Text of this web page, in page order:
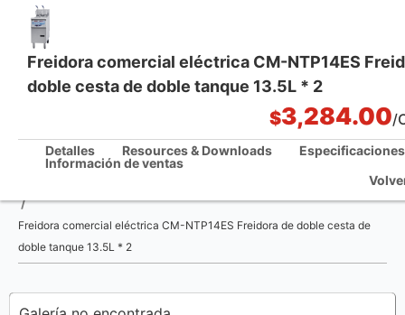
Soluciones integrales de cocina
/
Freidora comercial eléctrica CM-NTP14ES Freidora de doble cesta de
doble tanque 13.5L * 2
Freidora comercial eléctrica CM-NTP14ES
doble cesta de doble tanque 13.5L * 2
$3,284.00/
Detalles Resources & Downloads
Especificaciones
Información de ventas